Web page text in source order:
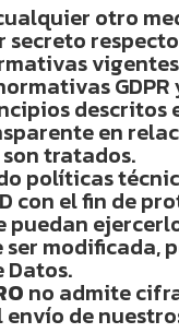
otro
vigentes
descritos
en
tratados.
políticas
con el fin de
no admite
de